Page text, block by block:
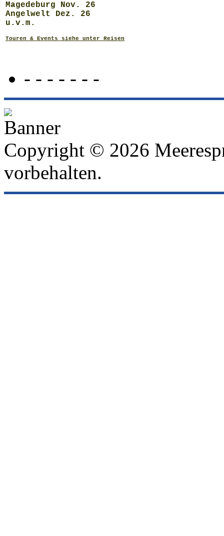
Magedeburg Nov. 26
Angelwelt Dez. 26
u.v.m.
Touren & Events siehe unter Reisen
- - - - - - -
Copyright © 2026
vorbehalten.